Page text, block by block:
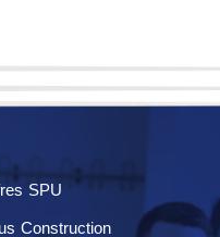
SPU
Construction